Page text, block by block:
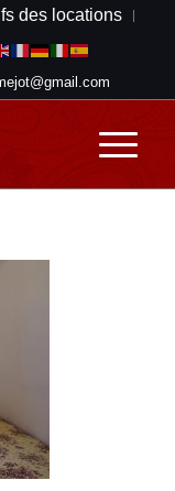
des locations